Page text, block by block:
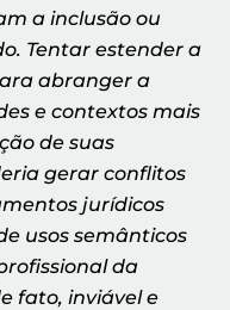
a inclusão ou
Tentar estender a
abranger a
e contextos mais
de suas
gerar conflitos
jurídicos
usos semânticos
da
fato, inviável e